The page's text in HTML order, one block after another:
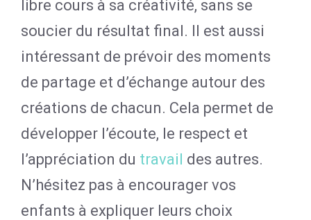
libre cours à sa créativité, sans se
soucier du résultat final. Il est aussi
intéressant de prévoir des moments
de partage et d’échange autour des
créations de chacun. Cela permet de
développer l’écoute, le respect et
l’appréciation du travail des autres.
N’hésitez pas à encourager vos
enfants à expliquer leurs choix